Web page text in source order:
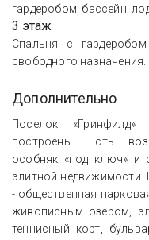
гардеробом, бассейн,
3 этаж
Спальня с
свободного назначения.
Дополнительно
Поселок
построены. Есть
особняк «под ключ» и
элитной недвижимости.
- общественная
живописным озером,
теннисный корт,